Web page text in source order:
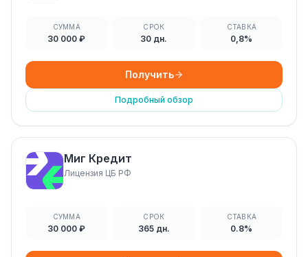
СУММА
30 000 ₽
СРОК
30 дн.
СТАВКА
0,8%
Получить
Подробный обзор
Миг Кредит
Лицензия ЦБ РФ
СУММА
30 000 ₽
СРОК
365 дн.
СТАВКА
0.8%